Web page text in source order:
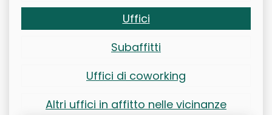
Uffici
Subaffitti
Uffici di coworking
Altri uffici in affitto nelle vicinanze